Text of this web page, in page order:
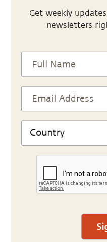
Get weekly
newsletters